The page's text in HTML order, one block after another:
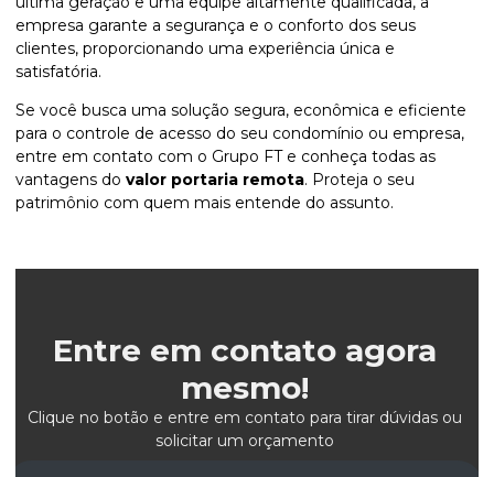
empresa garante a segurança e o conforto dos seus
clientes, proporcionando uma experiência única e
satisfatória.
Se você busca uma solução segura, econômica e eficiente
para o controle de acesso do seu condomínio ou empresa,
entre em contato com o Grupo FT e conheça todas as
vantagens do valor portaria remota. Proteja o seu
patrimônio com quem mais entende do assunto.
Entre em contato agora
mesmo!
Clique no botão e entre em contato para tirar dúvidas ou
solicitar um orçamento